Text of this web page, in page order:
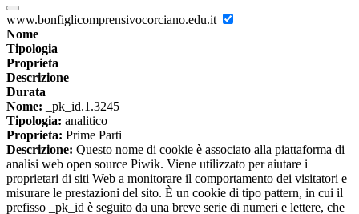
www.bonfiglicomprensivocorciano.edu.it
Nome
Tipologia
Proprieta
Descrizione
Durata
Nome: _pk_id.1.3245
Tipologia: analitico
Proprieta: Prime Parti
Descrizione: Questo nome di cookie è associato alla piattaforma di
analisi web open source Piwik. Viene utilizzato per aiutare i
proprietari di siti Web a monitorare il comportamento dei visitatori e
misurare le prestazioni del sito. È un cookie di tipo pattern, in cui il
prefisso _pk_id è seguito da una breve serie di numeri e lettere, che